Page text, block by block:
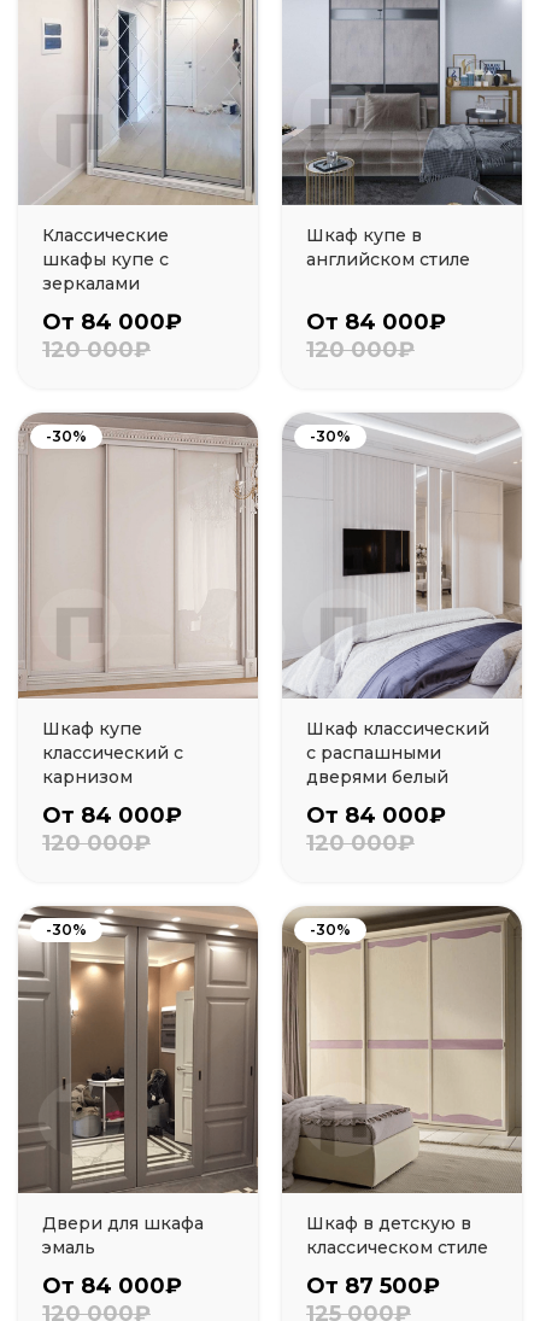
Классические
шкафы купе с
зеркалами
От 84 000₽
120 000₽
Шкаф купе в
английском стиле
От 84 000₽
120 000₽
-30%
Шкаф купе
классический с
карнизом
От 84 000₽
120 000₽
-30%
Шкаф классический
с распашными
дверями белый
От 84 000₽
120 000₽
-30%
Двери для шкафа
эмаль
От 84 000₽
120 000₽
-30%
Шкаф в детскую в
классическом стиле
От 87 500₽
125 000₽